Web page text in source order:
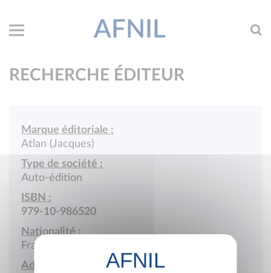
AFNIL
RECHERCHE ÉDITEUR
Marque éditoriale :
Atlan (Jacques)
Type de société :
Auto-édition
ISBN :
979-10-986520
Nationalité :
France
Adresse :